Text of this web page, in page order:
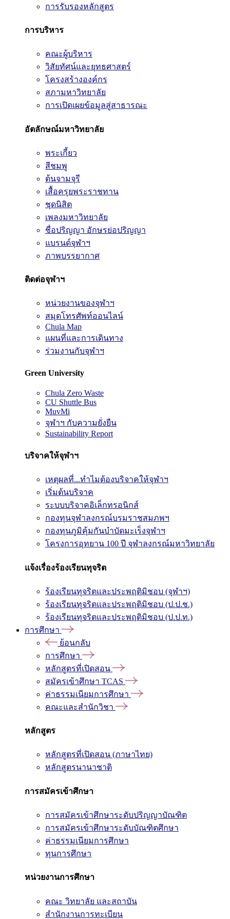
การรับรองหลักสูตร
การบริหาร
คณะผู้บริหาร
วิสัยทัศน์และยุทธศาสตร์
โครงสร้างองค์กร
สภามหาวิทยาลัย
การเปิดเผยข้อมูลสู่สาธารณะ
อัตลักษณ์มหาวิทยาลัย
พระเกี้ยว
สีชมพู
ต้นจามจุรี
เสื้อครุยพระราชทาน
ชุดนิสิต
เพลงมหาวิทยาลัย
ชื่อปริญญา อักษรย่อปริญญา
แบรนด์จุฬาฯ
ภาพบรรยากาศ
ติดต่อจุฬาฯ
หน่วยงานของจุฬาฯ
สมุดโทรศัพท์ออนไลน์
Chula Map
แผนที่และการเดินทาง
ร่วมงานกับจุฬาฯ
Green University
Chula Zero Waste
CU Shuttle Bus
MuvMi
จุฬาฯ กับความยั่งยืน
Sustainability Report
บริจาคให้จุฬาฯ
เหตุผลที่...ทำไมต้องบริจาคให้จุฬาฯ
เริ่มต้นบริจาค
ระบบบริจาคอิเล็กทรอนิกส์
กองทุนจุฬาลงกรณ์บรมราชสมภพฯ
กองทุนภูมิคุ้มกันบำบัดมะเร็งจุฬาฯ
โครงการอุทยาน 100 ปี จุฬาลงกรณ์มหาวิทยาลัย
แจ้งเรื่องร้องเรียนทุจริต
ร้องเรียนทุจริตและประพฤติมิชอบ (จุฬาฯ)
ร้องเรียนทุจริตและประพฤติมิชอบ (ป.ป.ช.)
ร้องเรียนทุจริตและประพฤติมิชอบ (ป.ป.ท.)
การศึกษา
ย้อนกลับ
การศึกษา
หลักสูตรที่เปิดสอน
สมัครเข้าศึกษา TCAS
ค่าธรรมเนียมการศึกษา
คณะและสำนักวิชา
หลักสูตร
หลักสูตรที่เปิดสอน (ภาษาไทย)
หลักสูตรนานาชาติ
การสมัครเข้าศึกษา
การสมัครเข้าศึกษาระดับปริญญาบัณฑิต
การสมัครเข้าศึกษาระดับบัณฑิตศึกษา
ค่าธรรมเนียมการศึกษา
ทุนการศึกษา
หน่วยงานการศึกษา
คณะ วิทยาลัย และสถาบัน
สำนักงานการทะเบียน